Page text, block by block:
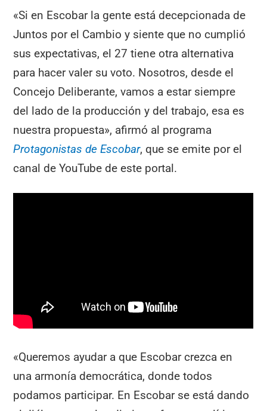
«Si en Escobar la gente está decepcionada de
Juntos por el Cambio y siente que no cumplió
sus expectativas, el 27 tiene otra alternativa
para hacer valer su voto. Nosotros, desde el
Concejo Deliberante, vamos a estar siempre
del lado de la producción y del trabajo, esa es
nuestra propuesta», afirmó al programa
Protagonistas de Escobar, que se emite por el
canal de YouTube de este portal.
«Queremos ayudar a que Escobar crezca en
una armonía democrática, donde todos
podamos participar. En Escobar se está dando